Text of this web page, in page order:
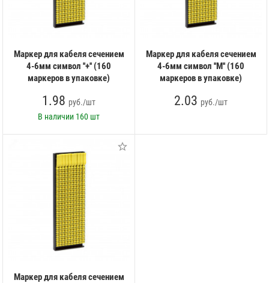
Маркер для кабеля сечением
4-6мм символ ''+'' (160
маркеров в упаковке)
1.98 руб./шт
В наличии 160 шт
Маркер для кабеля сечением
4-6мм символ ''M'' (160
маркеров в упаковке)
2.03 руб./шт
Маркер для кабеля сечением